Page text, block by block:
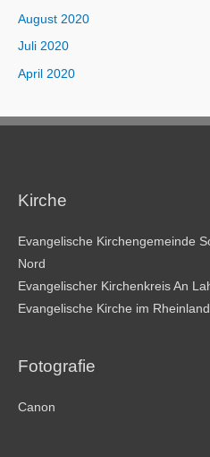
August 2020
Juli 2020
April 2020
Kirche
Evangelische Kirchengemeinde
Nord
Evangelischer Kirchenkreis An
Evangelische Kirche im Rheinland
Fotografie
Canon